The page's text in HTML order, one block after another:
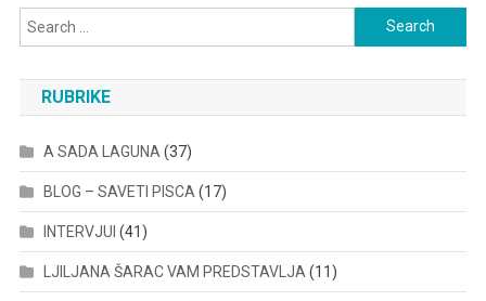
Search
for:
RUBRIKE
A SADA LAGUNA (37)
BLOG – SAVETI PISCA (17)
INTERVJUI (41)
LJILJANA ŠARAC VAM PREDSTAVLJA (11)